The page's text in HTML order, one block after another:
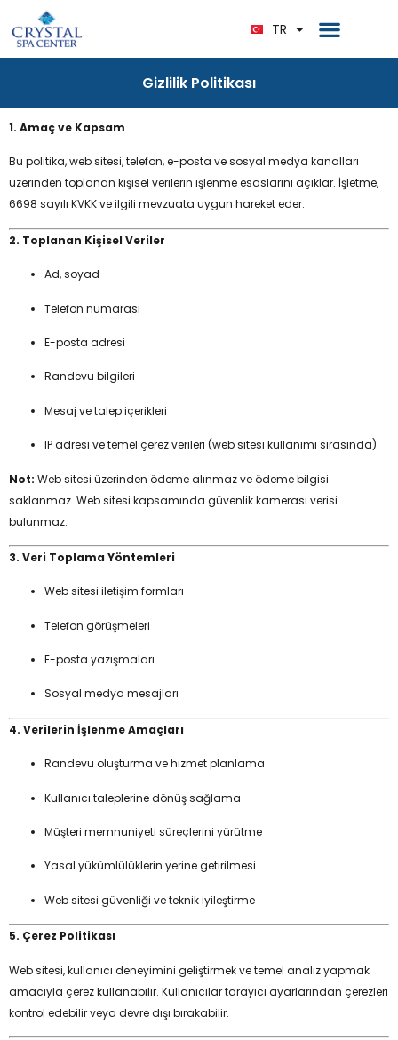
TR
DE
Gizlilik Politikası
1. Amaç ve Kapsam
Bu politika, web sitesi, telefon, e-posta ve sosyal medya kanalları
üzerinden toplanan kişisel verilerin işlenme esaslarını açıklar. İşletme,
6698 sayılı KVKK ve ilgili mevzuata uygun hareket eder.
2. Toplanan Kişisel Veriler
Ad, soyad
Telefon numarası
E-posta adresi
Randevu bilgileri
Mesaj ve talep içerikleri
IP adresi ve temel çerez verileri (web sitesi kullanımı sırasında)
Not: Web sitesi üzerinden ödeme alınmaz ve ödeme bilgisi
saklanmaz. Web sitesi kapsamında güvenlik kamerası verisi
bulunmaz.
3. Veri Toplama Yöntemleri
Web sitesi iletişim formları
Telefon görüşmeleri
E-posta yazışmaları
Sosyal medya mesajları
4. Verilerin İşlenme Amaçları
Randevu oluşturma ve hizmet planlama
Kullanıcı taleplerine dönüş sağlama
Müşteri memnuniyeti süreçlerini yürütme
Yasal yükümlülüklerin yerine getirilmesi
Web sitesi güvenliği ve teknik iyileştirme
5. Çerez Politikası
Web sitesi, kullanıcı deneyimini geliştirmek ve temel analiz yapmak
amacıyla çerez kullanabilir. Kullanıcılar tarayıcı ayarlarından çerezleri
kontrol edebilir veya devre dışı bırakabilir.